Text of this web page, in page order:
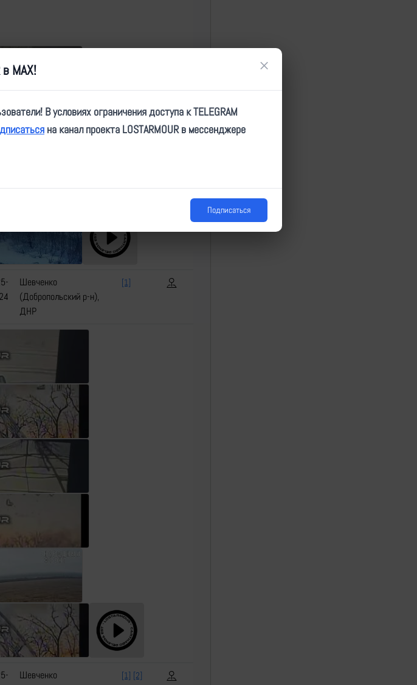
Шевченко
(Добропольский р-н),
ДНР
[1]
Шевченко
[1] [2]
в MAX! ×
В условиях ограничения доступа к TELEGRAM
на канал проекта LOSTARMOUR в мессенджере
Подписаться